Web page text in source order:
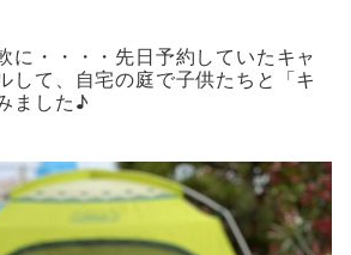
に・・・・先日予約していたキャ
して、自宅の庭で子供たちと「キ
ました♪